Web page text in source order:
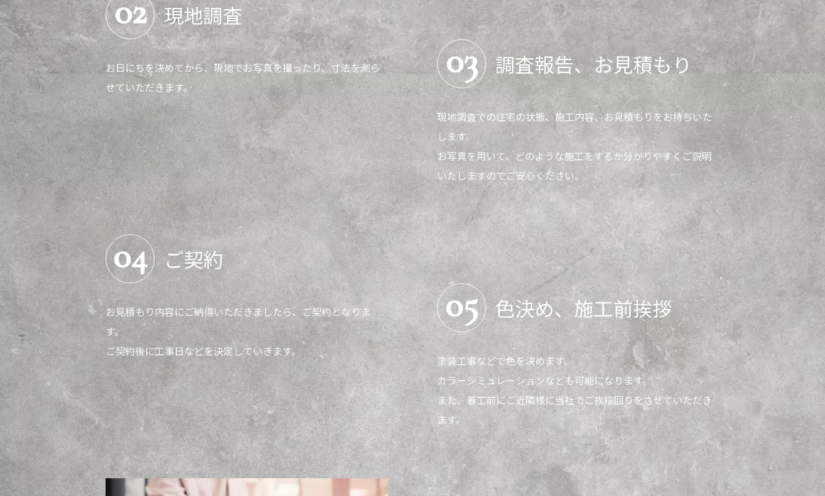
02 現地調査
お日にちを決めてから、現地でお写真を撮ったり、寸法を測ら
せていただきます。
03 調査報告、お見積もり
現地調査での住宅の状態、施工内容、お見積もりをお持ちいた
します。
お写真を用いて、どのような施工をするか分かりやすくご説明
いたしますのでご安心ください。
04 ご契約
お見積もり内容にご納得いただきましたら、ご契約となりま
す。
ご契約後に工事日などを決定していきます。
05 色決め、施工前挨拶
塗装工事などで色を決めます。
カラーシミュレーションなども可能になります。
また、着工前にご近隣様に当社でご挨拶回りをさせていただき
ます。